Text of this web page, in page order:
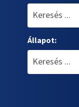
Állapot: